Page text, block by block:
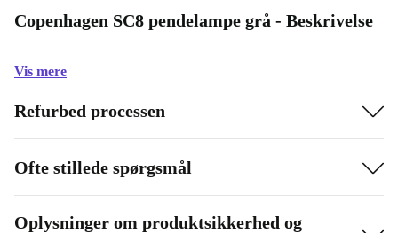
Copenhagen SC8 pendelampe grå - Beskrivelse
Vis mere
Refurbed processen
Ofte stillede spørgsmål
Oplysninger om produktsikkerhed og